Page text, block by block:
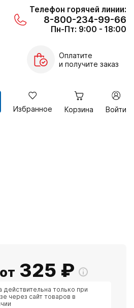
Телефон горячей линии:
8-800-234-99-66
Пн-Пт: 9:00 - 18:00
Оплатите
и получите заказ
Избранное Корзина Войти
325 ₽
действительна только при
через сайт товаров в